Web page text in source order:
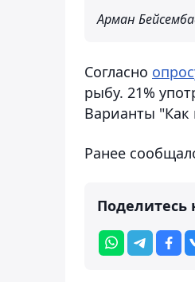
Арман
Согласно
рыбу. 21%
Варианты
Ранее
Поделитесь